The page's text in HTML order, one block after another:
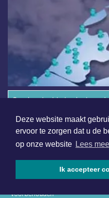
Deze website maakt
ervoor te zorgen dat u de
op onze website Lees
Ik accepteer
Overige dagbladen in de
voorbehouden
Algemene voorwaarden
Disclaimer